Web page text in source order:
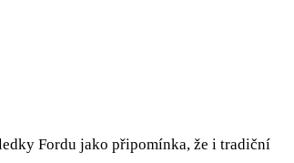
Fordu jako připomínka, že i tradiční